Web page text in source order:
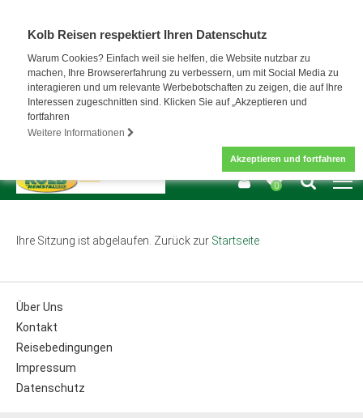
Kolb Reisen respektiert Ihren Datenschutz
Warum Cookies? Einfach weil sie helfen, die Website nutzbar zu
machen, Ihre Browsererfahrung zu verbessern, um mit Social Media zu
interagieren und um relevante Werbebotschaften zu zeigen, die auf Ihre
Interessen zugeschnitten sind. Klicken Sie auf „Akzeptieren und
fortfahren
Weitere Informationen
Akzeptieren und fortfahren
0
Ihre Sitzung ist abgelaufen. Zurück zur Startseite
Über Uns
Kontakt
Reisebedingungen
Impressum
Datenschutz